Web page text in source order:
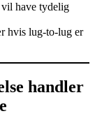
vil have tydelig
hvis lug-to-lug er
handler